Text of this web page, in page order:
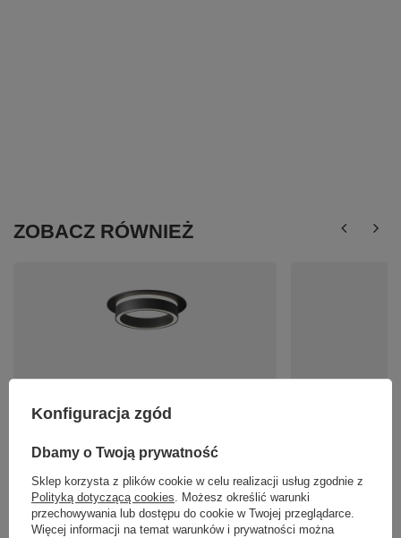
ZOBACZ RÓWNIEŻ
Czarna podtynkowa oprawa na żarówkę GX53
średnica 10,5cm Orlo DL087-GX53-RD-B Maytoni
94,00 zł / szt.
Konfiguracja zgód
Dbamy o Twoją prywatność
Sklep korzysta z plików cookie w celu realizacji usług zgodnie z
Polityką dotyczącą cookies . Możesz określić warunki
przechowywania lub dostępu do cookie w Twojej przeglądarce.
Więcej informacji na temat warunków i prywatności można